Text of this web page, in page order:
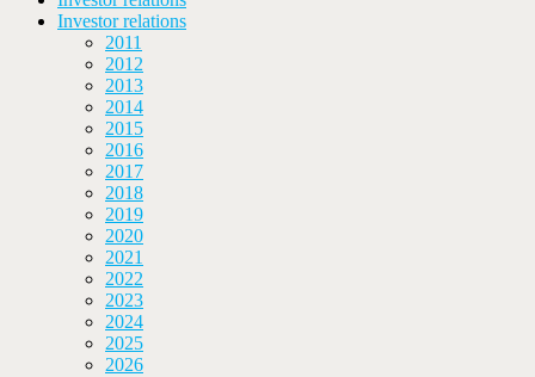
Investor relations
2011
2012
2013
2014
2015
2016
2017
2018
2019
2020
2021
2022
2023
2024
2025
2026